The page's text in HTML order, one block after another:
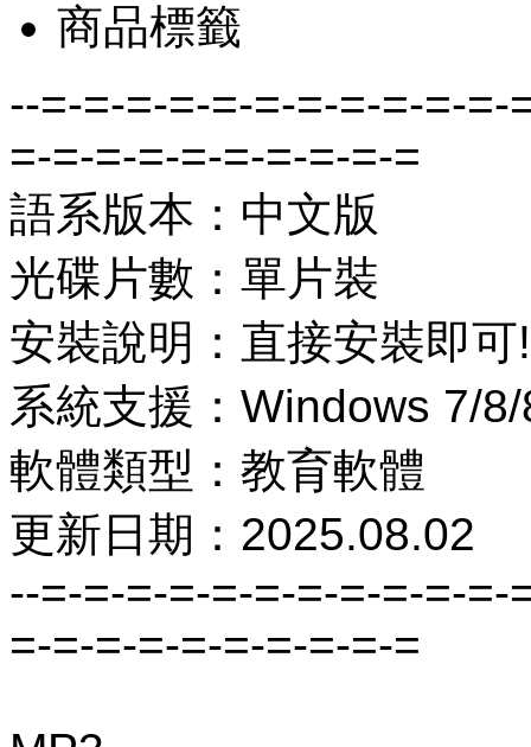
商品標籤
--=-=-=-=-=-=-=-=-=-=-
=-=-=-=-=-=-=-=-=-=
語系版本：中文版
光碟片數：單片裝
安裝說明：直接安裝即可!
系統支援：Windows 7/
軟體類型：教育軟體
更新日期：2025.08.02
--=-=-=-=-=-=-=-=-=-=-
=-=-=-=-=-=-=-=-=-=